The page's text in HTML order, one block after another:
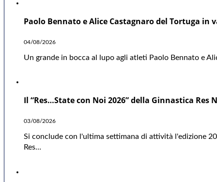
Paolo Bennato e Alice Castagnaro del Tortuga
04/08/2026
Un grande in bocca al lupo agli atleti Paolo Bennato e
Il “Res…State con Noi 2026” della Ginnastica Res
03/08/2026
Si conclude con l'ultima settimana di attività l'edizione
Res…